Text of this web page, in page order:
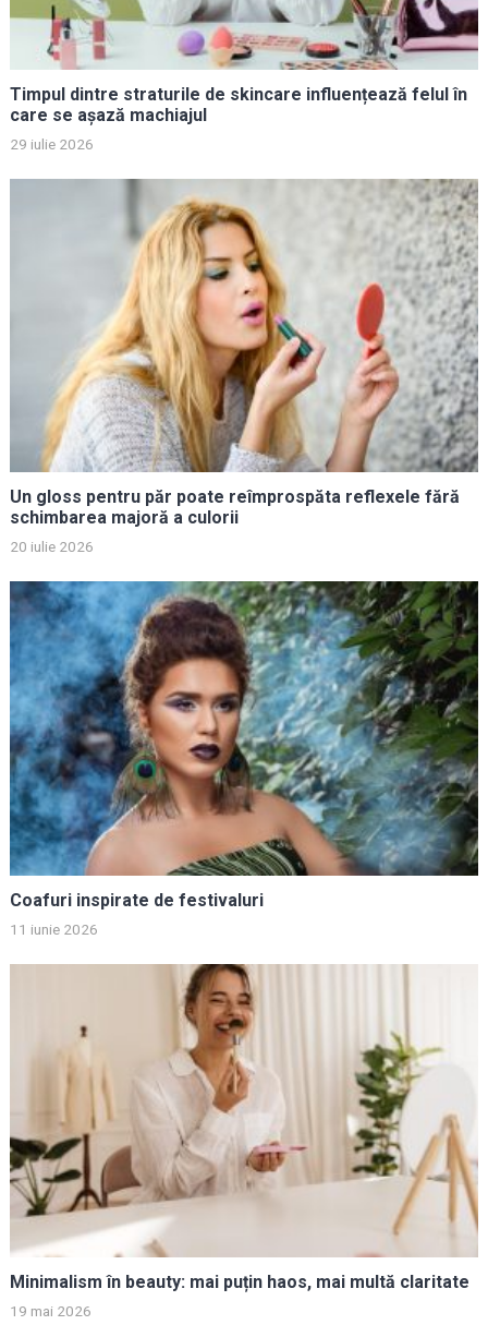
Timpul dintre straturile de skincare influențează felul în
care se așază machiajul
29 iulie 2026
Un gloss pentru păr poate reîmprospăta reflexele fără
schimbarea majoră a culorii
20 iulie 2026
Coafuri inspirate de festivaluri
11 iunie 2026
Minimalism în beauty: mai puțin haos, mai multă claritate
19 mai 2026